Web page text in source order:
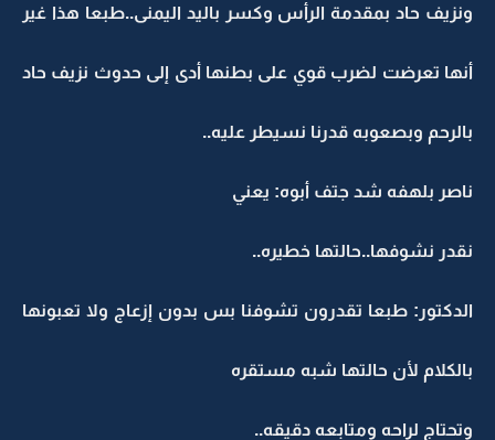
ونزيف حاد بمقدمة الرأس وكسر باليد اليمنى..طبعا هذا غير
أنها تعرضت لضرب قوي على بطنها أدى إلى حدوث نزيف حاد
بالرحم وبصعوبه قدرنا نسيطر عليه..
ناصر بلهفه شد جتف أبوه: يعني
نقدر نشوفها..حالتها خطيره..
الدكتور: طبعا تقدرون تشوفنا بس بدون إزعاج ولا تعبونها
بالكلام لأن حالتها شبه مستقره
وتحتاج لراحه ومتابعه دقيقه..